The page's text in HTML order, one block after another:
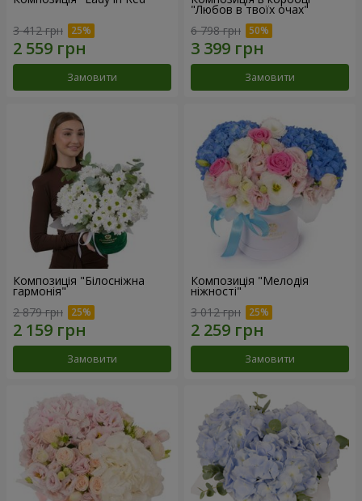
3 412 грн
Замовити
"Любов в твоїх очах"
6 798 грн
Замовити
Композиція "Білосніжна
гармонія"
2 879 грн
Замовити
Композиція "Мелодія
ніжності"
3 012 грн
Замовити